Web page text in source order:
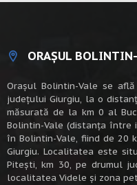
ORAȘUL
Oraşul Bolintin-Vale se
judeţului Giurgiu, la o
măsurată de la km 0 al
Bolintin-Vale (distanța între
în Bolintin-Vale, fiind de 20
Giurgiu. Localitatea este
Piteşti, km 30, pe drumul
localitatea Videle şi zona